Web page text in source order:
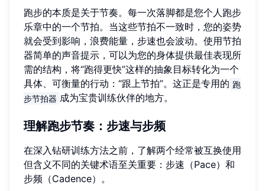
跑步的本质是关于节奏。每一次落脚都是您个人跑步
乐章中的一个节拍。当这些节拍不一致时，您的姿势
就会受到影响，浪费能量，步速也会波动。使用节拍
器简单的声音提示，可以为您的身体提供最佳表现所
需的结构，将“跑得更快”这样的抽象目标转化为一个
具体、可衡量的行动：“跟上节拍”。这正是专用的 跑
步节拍器 成为宝贵训练伙伴的地方。
理解跑步节奏：步速与步频
在深入钻研训练方法之前，了解两个经常被互换使用
但含义不同的关键术语至关重要：步速（Pace）和
步频（Cadence）。